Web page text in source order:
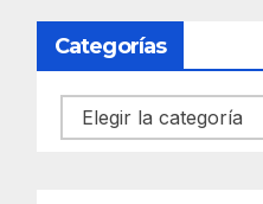
Categorías
Categorías